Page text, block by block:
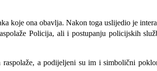
koje ona obavlja. Nakon toga uslijedio je
Policija, ali i postupanju policijskih
a podijeljeni su im i simbolični